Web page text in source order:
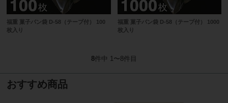
福重 菓子パン袋 D-58（テープ付） 100
枚入り
福重 菓子パン袋 D-58（テープ付） 1000
枚入り
8件中 1〜8件目
おすすめ商品